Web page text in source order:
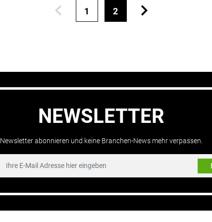
1 2
NEWSLETTER
Newsletter abonnieren und keine Branchen-News mehr verpassen.